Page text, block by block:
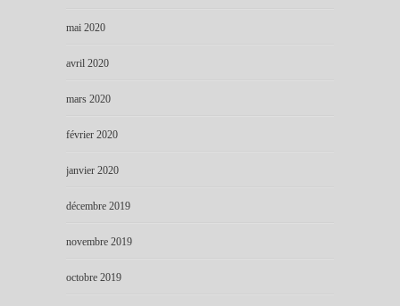
mai 2020
avril 2020
mars 2020
février 2020
janvier 2020
décembre 2019
novembre 2019
octobre 2019